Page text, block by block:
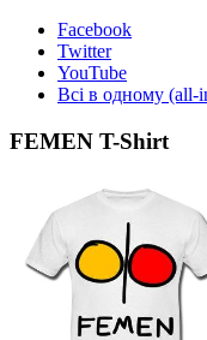
Facebook
Twitter
YouTube
Всі в одному (all-
FEMEN T-Shirt